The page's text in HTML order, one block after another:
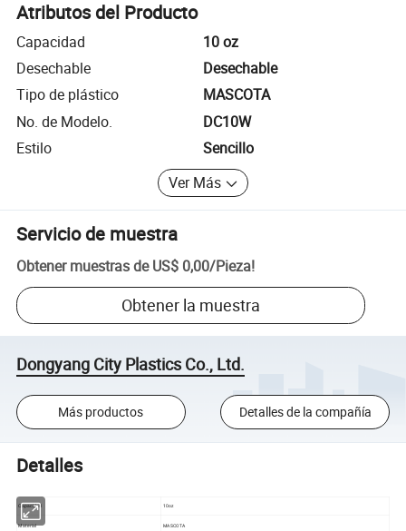
Atributos del Producto
Capacidad
10 oz
Desechable
Desechable
Tipo de plástico
MASCOTA
No. de Modelo.
DC10W
Estilo
Sencillo
Ver Más
Servicio de muestra
Obtener muestras de US$ 0,00/Pieza!
Obtener la muestra
Dongyang City Plastics Co., Ltd.
Más productos Detalles de la compañía
Detalles
Capacidad 10oz
Material MASCOTA